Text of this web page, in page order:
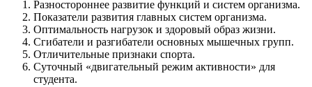
Разностороннее развитие функций и систем организма.
Показатели развития главных систем организма.
Оптимальность нагрузок и здоровый образ жизни.
Сгибатели и разгибатели основных мышечных групп.
Отличительные признаки спорта.
Суточный «двигательный режим активности» для
студента.